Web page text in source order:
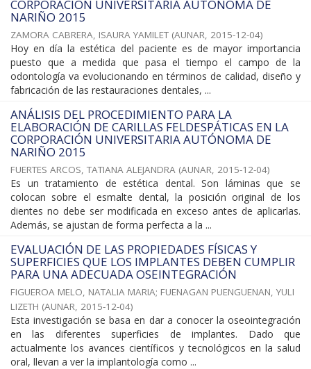
CORPORACIÓN UNIVERSITARIA AUTÓNOMA DE
NARIÑO 2015
ZAMORA CABRERA, ISAURA YAMILET (AUNAR, 2015-12-04)
Hoy en día la estética del paciente es de mayor importancia
puesto que a medida que pasa el tiempo el campo de la
odontología va evolucionando en términos de calidad, diseño y
fabricación de las restauraciones dentales, ...
ANÁLISIS DEL PROCEDIMIENTO PARA LA
ELABORACIÓN DE CARILLAS FELDESPÁTICAS EN LA
CORPORACIÓN UNIVERSITARIA AUTÓNOMA DE
NARIÑO 2015
FUERTES ARCOS, TATIANA ALEJANDRA (AUNAR, 2015-12-04)
Es un tratamiento de estética dental. Son láminas que se
colocan sobre el esmalte dental, la posición original de los
dientes no debe ser modificada en exceso antes de aplicarlas.
Además, se ajustan de forma perfecta a la ...
EVALUACIÓN DE LAS PROPIEDADES FÍSICAS Y
SUPERFICIES QUE LOS IMPLANTES DEBEN CUMPLIR
PARA UNA ADECUADA OSEINTEGRACIÓN
FIGUEROA MELO, NATALIA MARIA; FUENAGAN PUENGUENAN, YULI
LIZETH (AUNAR, 2015-12-04)
Esta investigación se basa en dar a conocer la oseointegración
en las diferentes superficies de implantes. Dado que
actualmente los avances científicos y tecnológicos en la salud
oral, llevan a ver la implantología como ...